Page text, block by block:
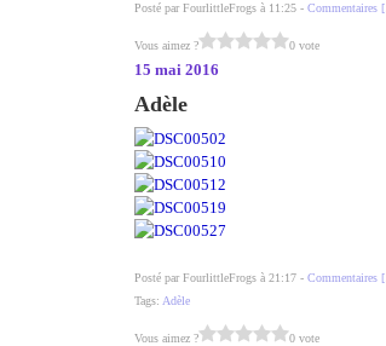
Posté par FourlittleFrogs à 11:25 - Commentaires [
Vous aimez ? 0 vote
15 mai 2016
Adèle
Posté par FourlittleFrogs à 21:17 - Commentaires [
Tags: Adèle
Vous aimez ? 0 vote